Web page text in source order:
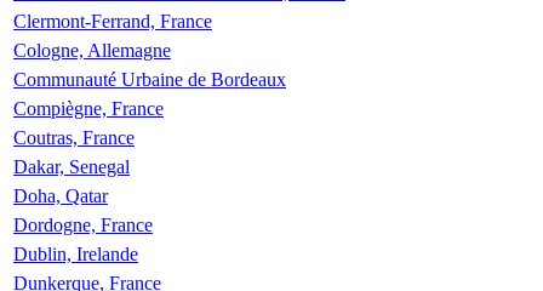
Clermont-Ferrand, France
Cologne, Allemagne
Communauté Urbaine de Bordeaux
Compiègne, France
Coutras, France
Dakar, Senegal
Doha, Qatar
Dordogne, France
Dublin, Irelande
Dunkerque, France